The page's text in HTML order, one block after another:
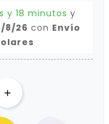
y 18 minutos y
8/26 con Envío